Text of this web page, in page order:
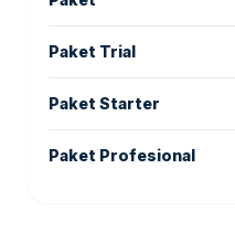
Paket Trial
Paket Starter
Paket Profesional